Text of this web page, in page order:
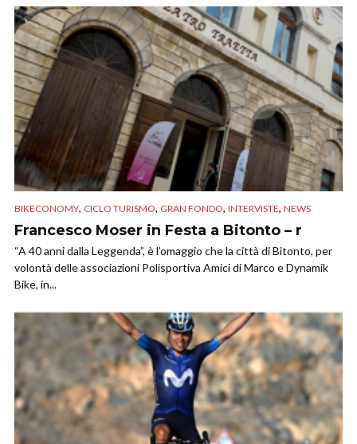
BIKECONOMY, CICLO TURISMO, GRAN FONDO, INTERVISTE, NEWS
Francesco Moser in Festa a Bitonto – r
“A 40 anni dalla Leggenda”, è l’omaggio che la città di Bitonto, per
volontà delle associazioni Polisportiva Amici di Marco e Dynamik
Bike, in...